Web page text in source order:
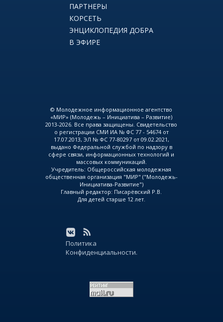
ПАРТНЕРЫ
КОРСЕТЬ
ЭНЦИКЛОПЕДИЯ ДОБРА
В ЭФИРЕ
© Молодежное информационное агентство
«МИР» (Молодежь – Инициатива – Развитие)
2013-2026. Все права защищены. Свидетельство
о регистрации СМИ ИА № ФС 77 - 54674 от
17.07.2013, ЭЛ № ФС 77-80297 от 09.02.2021,
выдано Федеральной службой по надзору в
сфере связи, информационных технологий и
массовых коммуникаций.
Учредитель: Общероссийская молодежная
общественная организация "МИР" ("Молодежь-
Инициатива-Развитие")
Главный редактор: Писарёвский Р.В.
Для детей старше 12 лет.
Политика
Конфиденциальности.